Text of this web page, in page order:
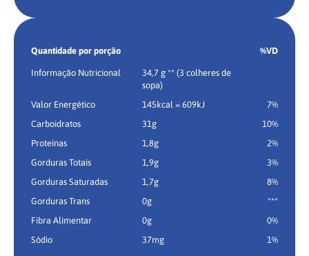
Quantidade por porção %VD
Informação Nutricional
34,7 g ** (3 colheres de
sopa)
Valor Energético
145kcal = 609kJ
7%
Carboidratos
31g
10%
Proteínas
1,8g
2%
Gorduras Totais
1,9g
3%
Gorduras Saturadas
1,7g
8%
Gorduras Trans
0g
***
Fibra Alimentar
0g
0%
Sódio
37mg 1%